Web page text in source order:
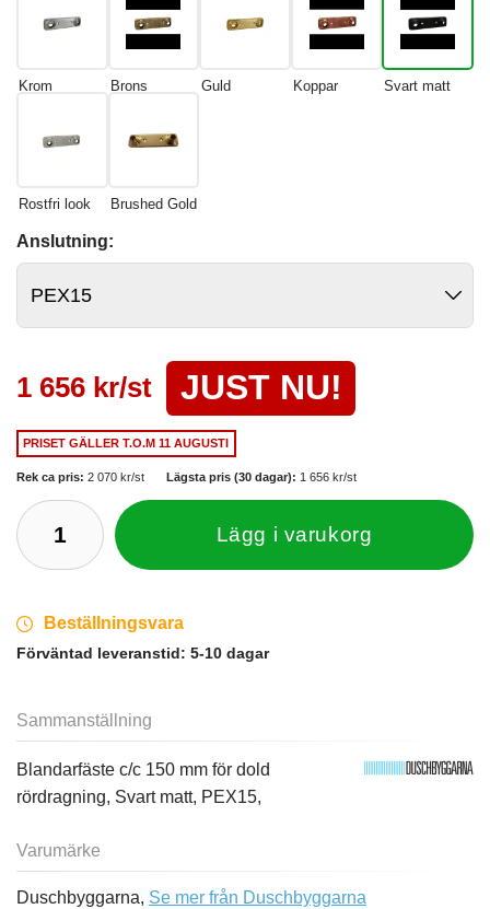
Krom Brons Guld Koppar Svart matt
Rostfri look Brushed Gold
Anslutning:
1 656 kr/st JUST NU!
PRISET GÄLLERT.O.M 11 AUGUSTI
Rek ca pris: 2 070 kr/st Lägsta pris (30 dagar): 1 656 kr/st
Lägg i varukorg
Beställningsvara
Förväntad leveranstid: 5-10 dagar
Sammanställning
Blandarfäste c/c 150 mm för dold
rördragning, Svart matt, PEX15,
Varumärke
Duschbyggarna, Se mer från Duschbyggarna